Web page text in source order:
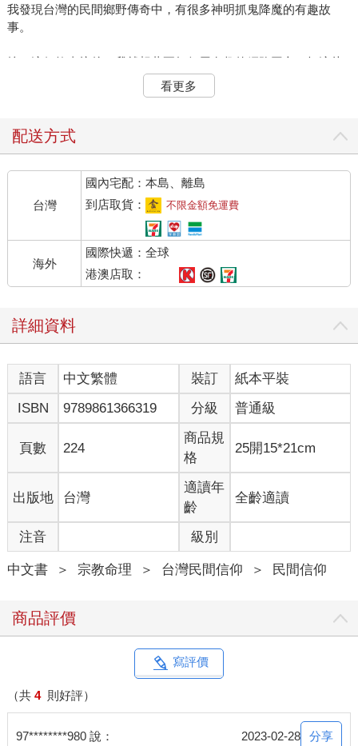
我發現台灣的民間鄉野傳奇中，有很多神明抓鬼降魔的有趣故
事。
挖了這個故事坑後，我就想著要如何用有趣的網路圖文，把這片
土地上的各種傳奇故事介紹給大家。
我在蒐集資料時，對台灣民間信仰中的人神互動印象深刻。信徒
是我想傳達的可愛跟有趣之處。
畫面。仔細想想，我們吸引外國人的，很多是我們習以為常的民
也的確有很多外國人來台體驗這些民俗信仰，比如跟著媽祖遶境
進香、拜月老廟、算命等。
這裡採用了說書的方式，希望能讓大家更加了解這些民俗文化。
也加入了大家都比較好理解的網路迷因，希望能更加深你的記
憶，也讓你會心一笑！
笑。下次去拜拜時，也可以跟親友們炫耀一下你的「神」知識
喔！
最後，本書內容見解可能因人而異，僅供大家參考，切勿過度迷
信喔！
【台灣科技業守護神，新竹科學園區的綠色乖乖土地公】
在台灣，大家都知道的綠色乖乖都市傳說。
傳說只要把綠色乖乖放在機器上，就能讓機器乖乖不故障。不管
是工程師還是學生，甚至醫院的電腦機台，都可以看到綠色乖乖
放在上面，且還有要記得在有效過期前更換等禁忌。
綠色乖乖的迷信還曾被日本、英國等國家報導過，當時網友都開
玩笑說：「我們的國家機密被發現了！」
而在新竹科學園區，有一間台灣各大知名科技公司，如台積電、
聯電、力晶、茂德、光磊等廠商捐錢合資蓋的土地公廟，名為金
山集福宮。據說當竹科三期徵收時，不少土地公廟被毀，有六個
集福宮保佑科技廠的傳說不少，像是聯電曾發生生產線運轉的意
外，去祭拜後就順暢了，竹科的業界也紛紛跟著去拜，廟裡的香
據說主管常會領著員工，分批帶供品前往拜拜，且都是一箱一箱
的綠色乖乖，上面寫著：資訊部機台專用，把整箱的綠色乖乖疊
得跟塔一樣高。
大家真的都很相信祭拜後的乖乖加持神力會更好。綠色乖乖的力
量連台積電都出聯名版了，包裝上還寫著：你一包我一包，機台
看更多
配送方式
台灣
國內宅配：本島、離島
到店取貨：
不限金額免運費
海外
國際快遞：全球
港澳店取：
詳細資料
語言 中文繁體 裝訂
紙本平裝
ISBN
9789861366319 分級 普通級
頁數 224
商品規
格
25開15*21cm
出版地 台灣
適讀年
齡
全齡適讀
注音 級別
中文書 ＞ 宗教命理 ＞ 台灣民間信仰 ＞ 民間信仰
商品評價
寫評價
（共 4 則好評）
97********980 說： 2023-02-28 分享